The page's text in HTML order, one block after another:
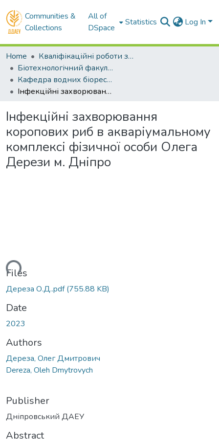
Communities &
Collections
All of
DSpace
Statistics Log In
Home
Кваліфікаційні роботи здобувачів вищої освіти
Біотехнологічний факультет
Кафедра водних біоресурсів та аквакультури. Магістри
Інфекційні захворювання коропових риб в акваріумальному комплексі фізичної особи Олега Дерези м. Дніпро
Інфекційні захворювання
коропових риб в акваріумальному
комплексі фізичної особи Олега
Дерези м. Дніпро
Files
Дереза О.Д..pdf(755.88 KB)
Date
2023
Authors
Дереза, Олег Дмитрович
Dereza, Oleh Dmytrovych
Publisher
Дніпровський ДАЕУ
Abstract